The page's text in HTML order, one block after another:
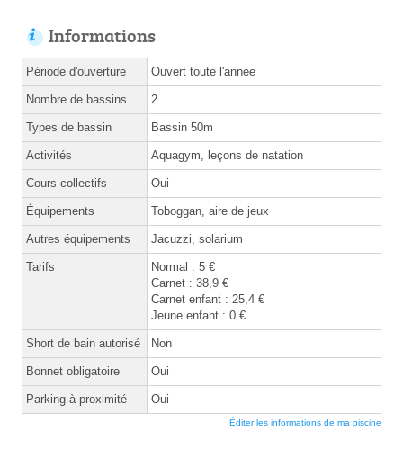
Informations
Période d'ouverture Ouvert toute l'année
Nombre de bassins 2
Types de bassin Bassin 50m
Activités Aquagym, leçons de natation
Cours collectifs Oui
Équipements Toboggan, aire de jeux
Autres équipements Jacuzzi, solarium
Tarifs
Normal : 5 €
Carnet : 38,9 €
Carnet enfant : 25,4 €
Jeune enfant : 0 €
Short de bain autorisé Non
Bonnet obligatoire Oui
Parking à proximité Oui
Éditer les informations de ma piscine